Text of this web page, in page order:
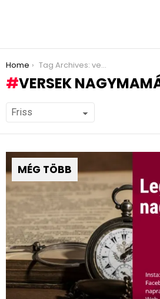
You are here:
Home Tag Archives: versek nagymamáknak
VERSEK
MÉG TÖBB